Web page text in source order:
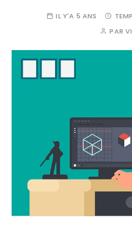
IL Y'A 5 ANS
PAR